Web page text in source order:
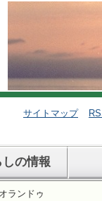
サイトマップ
しの情報
ランドゥ